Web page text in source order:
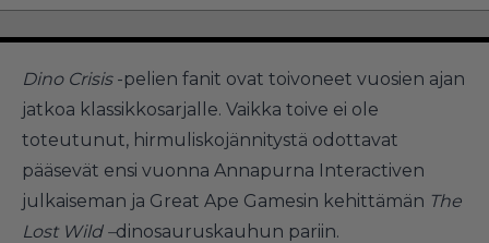
Dino Crisis -pelien fanit ovat toivoneet vuosien ajan
jatkoa klassikkosarjalle. Vaikka toive ei ole
toteutunut, hirmuliskojännitystä odottavat
pääsevät ensi vuonna Annapurna Interactiven
julkaiseman ja Great Ape Gamesin kehittämän The
Lost Wild –dinosauruskauhun pariin.